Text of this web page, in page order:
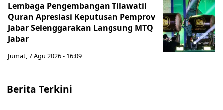
Lembaga Pengembangan Tilawatil
Quran Apresiasi Keputusan Pemprov
Jabar Selenggarakan Langsung MTQ
Jabar
Jumat, 7 Agu 2026 - 16:09
Berita Terkini